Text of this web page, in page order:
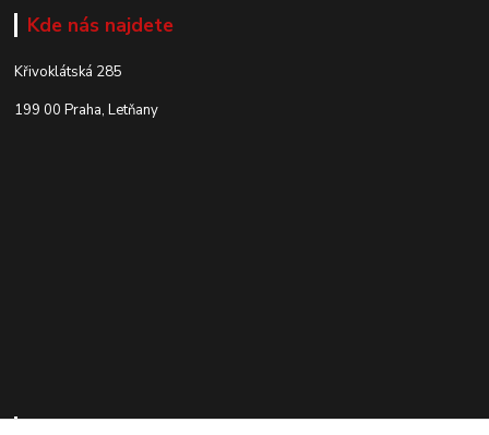
Kde nás najdete
Křivoklátská 285
199 00 Praha, Letňany
Kontakty